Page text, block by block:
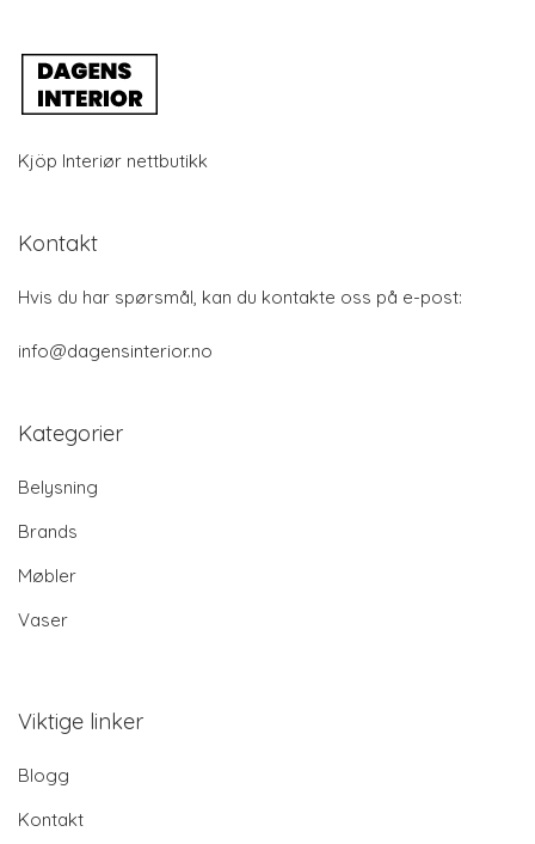
Kjöp Interiør nettbutikk
Kontakt
Hvis du har spørsmål, kan du kontakte oss på e-post:
info@dagensinterior.no
Kategorier
Belysning
Brands
Møbler
Vaser
Viktige linker
Blogg
Kontakt